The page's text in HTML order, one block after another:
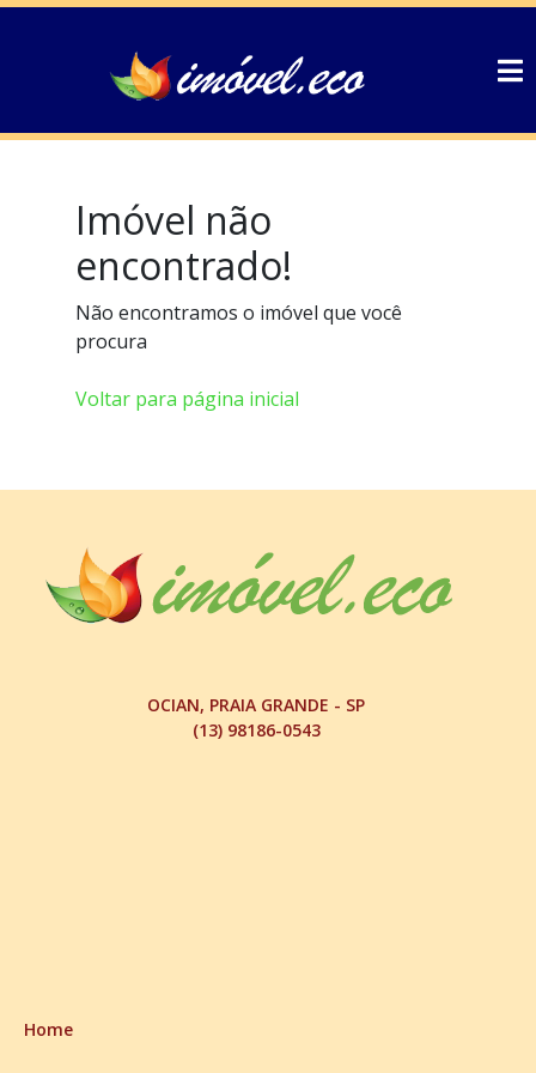
Imóvel não
encontrado!
Não encontramos o imóvel que você
procura
Voltar para página inicial
OCIAN, PRAIA GRANDE - SP
(13) 98186-0543
Home